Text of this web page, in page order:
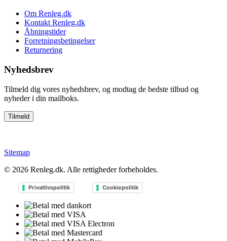
Om Renleg.dk
Kontakt Renleg.dk
Åbningstider
Forretningsbetingelser
Returnering
Nyhedsbrev
Tilmeld dig vores nyhedsbrev, og modtag de bedste tilbud og
nyheder i din mailboks.
Sitemap
© 2026 Renleg.dk. Alle rettigheder forbeholdes.
Privatlivspolitik Cookiepolitik